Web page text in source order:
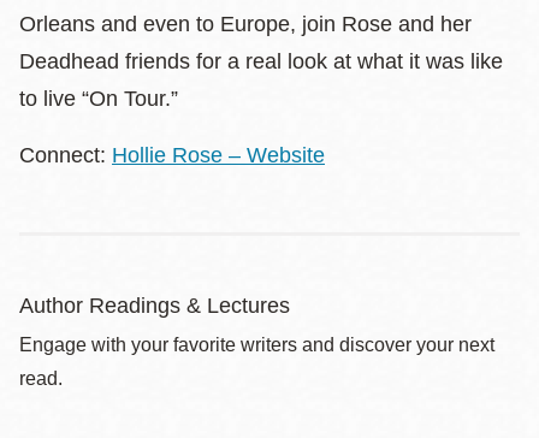
Orleans and even to Europe, join Rose and her
Deadhead friends for a real look at what it was like
to live “On Tour.”
Connect: Hollie Rose – Website
Author Readings & Lectures
Engage with your favorite writers and discover your next
read.